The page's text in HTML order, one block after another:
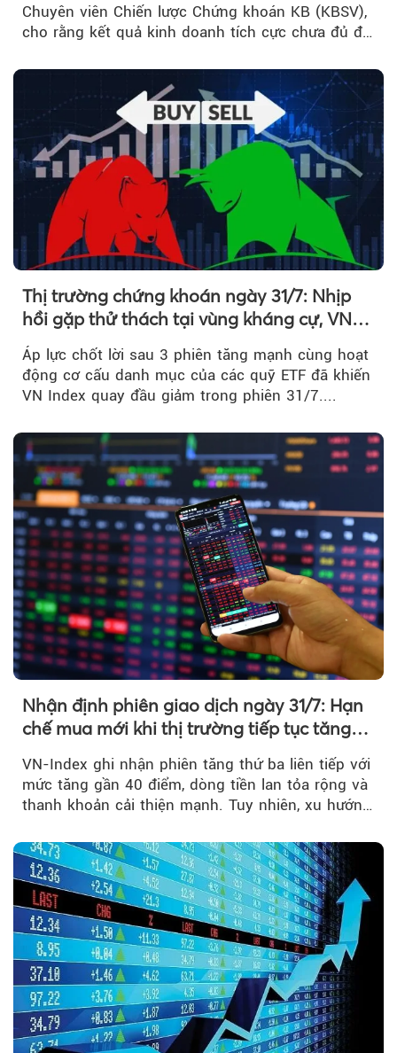
Chuyên viên Chiến lược Chứng khoán KB (KBSV),
cho rằng kết quả kinh doanh tích cực chưa đủ để
Thị trường chứng khoán ngày 31/7: Nhịp
hồi gặp thử thách tại vùng kháng cự, VN
Index giảm gần 9 điểm trong phiên cuối...
Áp lực chốt lời sau 3 phiên tăng mạnh cùng hoạt
động cơ cấu danh mục của các quỹ ETF đã khiến
VN Index quay đầu giảm trong phiên 31/7....
Nhận định phiên giao dịch ngày 31/7: Hạn
chế mua mới khi thị trường tiếp tục tăng
VN-Index ghi nhận phiên tăng thứ ba liên tiếp với
mức tăng gần 40 điểm, dòng tiền lan tỏa rộng và
thanh khoản cải thiện mạnh. Tuy nhiên, xu hướng